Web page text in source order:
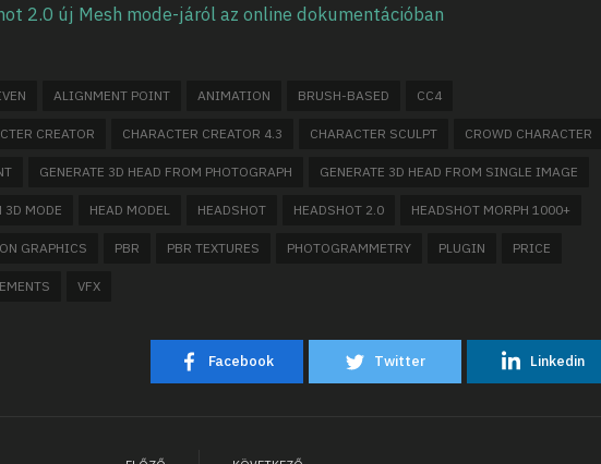
2.0 új Mesh mode-járól az online dokumentációban
ALIGNMENT POINT ANIMATION BRUSH-BASED CC4
CREATOR CHARACTER CREATOR 4.3 CHARACTER SCULPT CROWD CHARACTER
GENERATE 3D HEAD FROM PHOTOGRAPH GENERATE 3D HEAD FROM SINGLE IMAGE
3D MODE HEAD MODEL HEADSHOT HEADSHOT 2.0 HEADSHOT MORPH 1000+
GRAPHICS PBR PBR TEXTURES PHOTOGRAMMETRY PLUGIN PRICE
VFX
Facebook Twitter Linkedin